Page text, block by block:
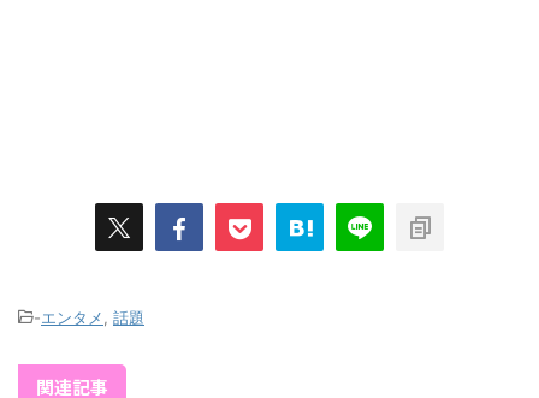
-エンタメ 話題
関連記事